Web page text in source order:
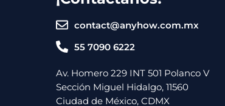
contact@anyhow.com.mx
55 7090 6222
Av. Homero 229 INT 501 Polanco V
Sección Miguel Hidalgo, 11560
Ciudad de México, CDMX
Envíos
Métodos
Contacto